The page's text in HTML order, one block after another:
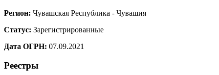
Регион: Чувашская Республика - Чувашия
Статус: Зарегистрированные
Дата ОГРН: 07.09.2021
Реестры